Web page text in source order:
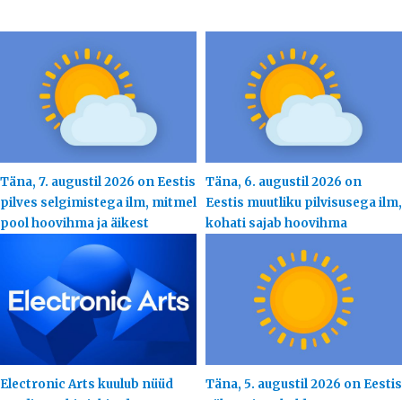
Täna, 7. augustil 2026 on Eestis
pilves selgimistega ilm, mitmel
pool hoovihma ja äikest
Täna, 6. augustil 2026 on
Eestis muutliku pilvisusega ilm,
kohati sajab hoovihma
Electronic Arts kuulub nüüd
Täna, 5. augustil 2026 on Eestis